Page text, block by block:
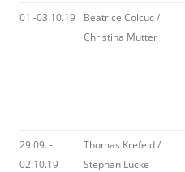
01.-03.10.19
Beatrice Colcuc /
Christina Mutter
29.09. -
02.10.19
Thomas Krefeld /
Stephan Lücke